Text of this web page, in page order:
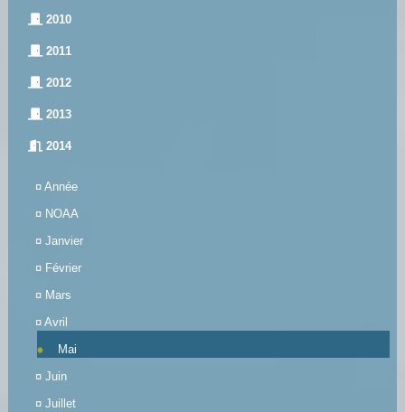
2010
2011
2012
2013
2014
¤ Année
¤ NOAA
¤ Janvier
¤ Février
¤ Mars
¤ Avril
Mai
¤ Juin
¤ Juillet